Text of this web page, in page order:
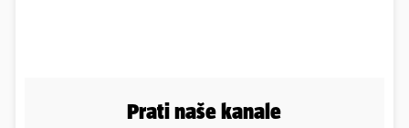
Prati naše kanale